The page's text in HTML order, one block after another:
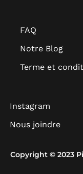
FAQ
Notre Blog
Terme et
Instagram
Nous joindre
Copyright © 2023